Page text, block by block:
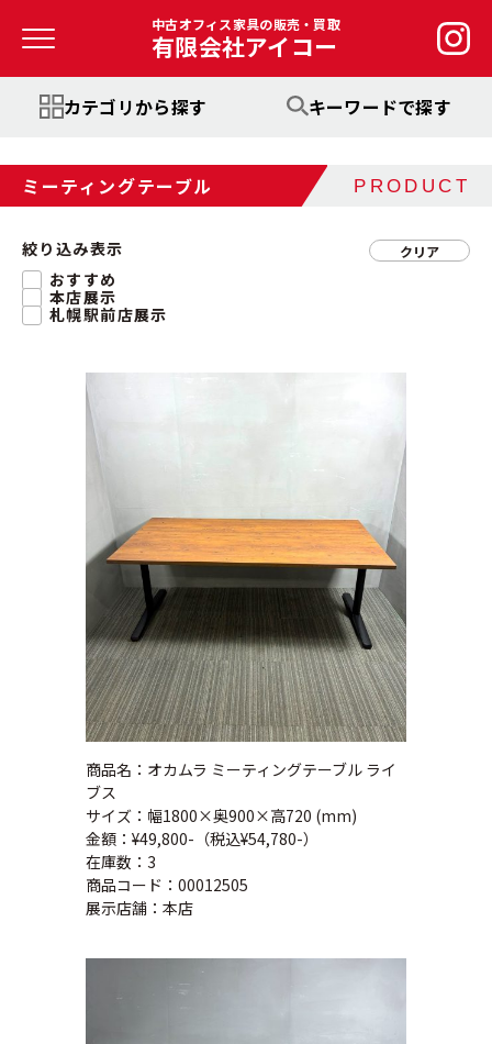
中古オフィス家具の販売・買取
有限会社アイコー
カテゴリから探す キーワードで探す
ミーティングテーブル PRODUCT
絞り込み表示
おすすめ
本店展示
札幌駅前店展示
クリア
商品名：オカムラ ミーティングテーブル ライ
ブス
サイズ：幅1800×奥900×高720 (mm)
金額：¥49,800-（税込¥54,780-）
在庫数：3
商品コード：00012505
展示店舗：本店